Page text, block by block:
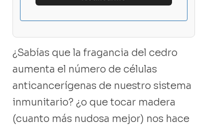
¿Sabías que la fragancia del cedro
aumenta el número de células
anticancerígenas de nuestro sistema
inmunitario? ¿o que tocar madera
(cuanto más nudosa mejor) nos hace